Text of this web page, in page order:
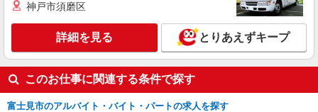
キープ 詳細を見る
神戸市須磨区
詳細を見る とりあえずキープ
このお仕事に関連する条件で探す
富士見市のアルバイト・バイト・パートの求人を探す